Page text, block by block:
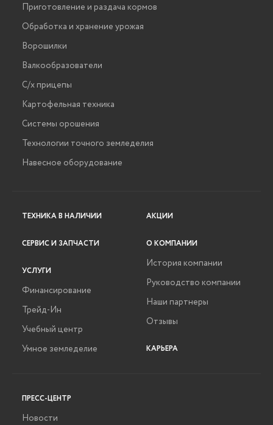
Приготовление и раздача кормов
Обработка и хранение урожая
Ворошилки
Валкообразователи
С/х прицепы
Картофельная техника
Системы орошения
Технологии точного земледелия
Навесное оборудование
ТЕХНИКА В НАЛИЧИИ
СЕРВИС И ЗАПЧАСТИ
УСЛУГИ
Финансирование
Трейд-Ин
Учебный центр
Умное земледелие
АКЦИИ
О КОМПАНИИ
История компании
Руководство компании
Наши партнеры
Отзывы
КАРЬЕРА
ПРЕСС-ЦЕНТР
Новости